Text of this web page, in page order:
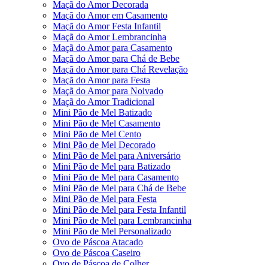
Maçã do Amor Decorada
Maçã do Amor em Casamento
Maçã do Amor Festa Infantil
Maçã do Amor Lembrancinha
Maçã do Amor para Casamento
Maçã do Amor para Chá de Bebe
Maçã do Amor para Chá Revelação
Maçã do Amor para Festa
Maçã do Amor para Noivado
Maçã do Amor Tradicional
Mini Pão de Mel Batizado
Mini Pão de Mel Casamento
Mini Pão de Mel Cento
Mini Pão de Mel Decorado
Mini Pão de Mel para Aniversário
Mini Pão de Mel para Batizado
Mini Pão de Mel para Casamento
Mini Pão de Mel para Chá de Bebe
Mini Pão de Mel para Festa
Mini Pão de Mel para Festa Infantil
Mini Pão de Mel para Lembrancinha
Mini Pão de Mel Personalizado
Ovo de Páscoa Atacado
Ovo de Páscoa Caseiro